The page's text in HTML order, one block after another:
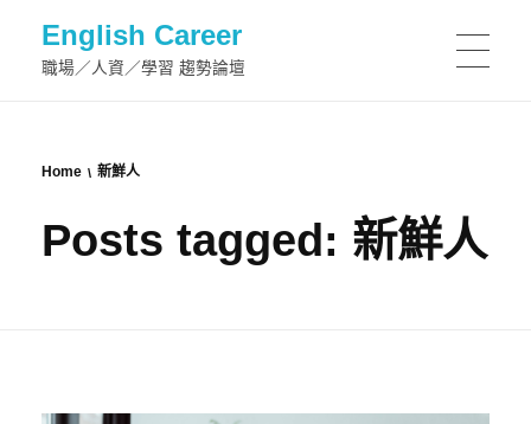
English Career
職場／人資／學習 趨勢論壇
Home 新鮮人
Posts tagged: 新鮮人